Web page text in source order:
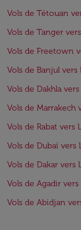
Vols de Tétouan
Vols de Tanger
Vols de Freetown
Vols de Banjul vers
Vols de Dakhla
Vols de Marrakech
Vols de Rabat vers
Vols de Dubaï vers
Vols de Dakar vers
Vols de Agadir
Vols de Abidjan